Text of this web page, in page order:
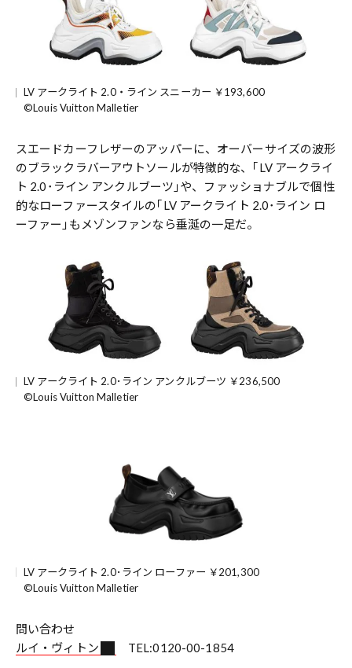
LV アークライト 2.0・ライン スニーカー ￥193,600
©Louis Vuitton Malletier
スエードカーフレザーのアッパーに、オーバーサイズの波形
のブラックラバーアウトソールが特徴的な、｢LV アークライ
ト 2.0･ライン アンクルブーツ｣や、ファッショナブルで個性
的なローファースタイルの｢LV アークライト 2.0･ライン ロ
ーファー｣もメゾンファンなら垂涎の一足だ。
LV アークライト 2.0･ライン アンクルブーツ ￥236,500
©Louis Vuitton Malletier
LV アークライト 2.0･ライン ローファー ￥201,300
©Louis Vuitton Malletier
問い合わせ
ルイ・ヴィトン
TEL:0120-00-1854